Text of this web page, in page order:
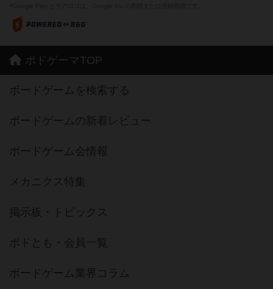
ボドゲーマTOP
ボードゲームを検索する
ボードゲームの新着レビュー
ボードゲーム会情報
メカニクス特集
掲示板・トピックス
ボドとも・会員一覧
ボードゲーム業界コラム